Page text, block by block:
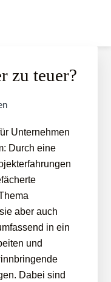
zu teuer?
Unternehmen
Durch eine
aber auch
in ein
und
Dabei sind